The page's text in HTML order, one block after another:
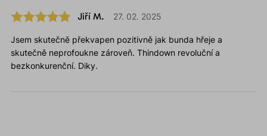
Jiří M. 27. 02. 2025
Jsem skutečně překvapen pozitivně jak bunda hřeje a
skutečně neprofoukne zároveň. Thindown revoluční a
bezkonkurenční. Diky.